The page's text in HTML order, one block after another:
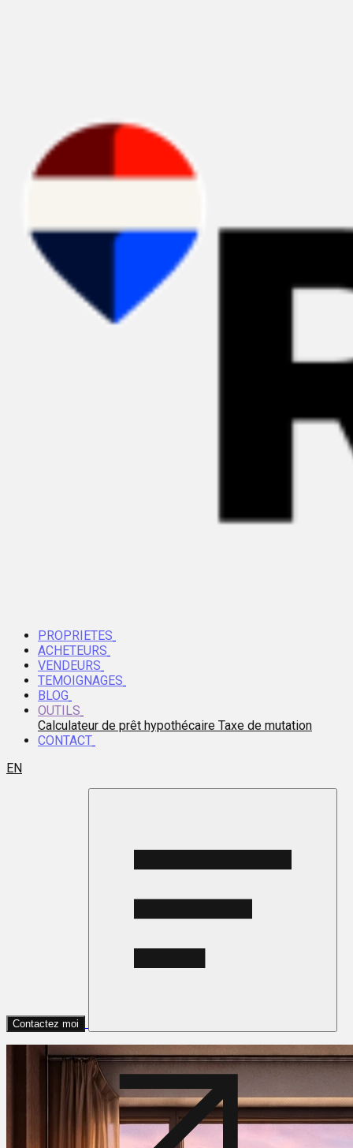
PROPRIETES
ACHETEURS
VENDEURS
TEMOIGNAGES
BLOG
OUTILS
Calculateur de prêt hypothécaire Taxe de mutation
CONTACT
EN
Contactez moi